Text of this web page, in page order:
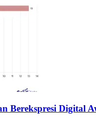
Berekspresi Digital